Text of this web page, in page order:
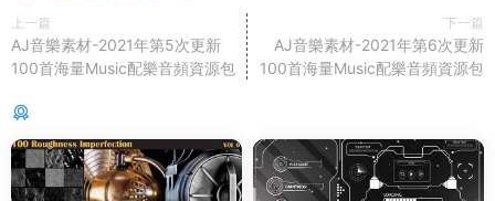
上一篇
AJ音樂素材-2021年第5次更新
100首海量Music配樂音頻資源包
下一篇
AJ音樂素材-2021年第6次更新
100首海量Music配樂音頻資源包